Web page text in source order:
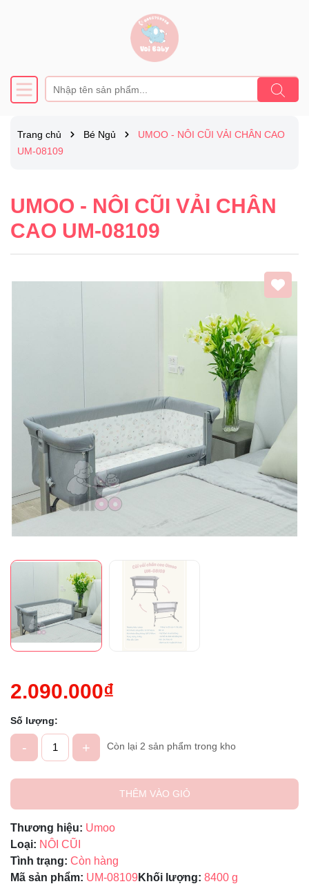
Trang chủ Bé Ngủ
UMOO - NÔI CŨI VẢI CHÂN CAO
UM-08109
UMOO - NÔI CŨI VẢI CHÂN
CAO UM-08109
2.090.000₫
Số lượng:
- + Còn lại 2 sản phẩm trong kho
THÊM VÀO GIỎ
Thương hiệu: Umoo
Loại: NÔI CŨI
Tình trạng: Còn hàng
Mã sản phẩm: UM-08109 Khối lượng: 8400 g
Mã giảm giá:
Ngày hết hạn: